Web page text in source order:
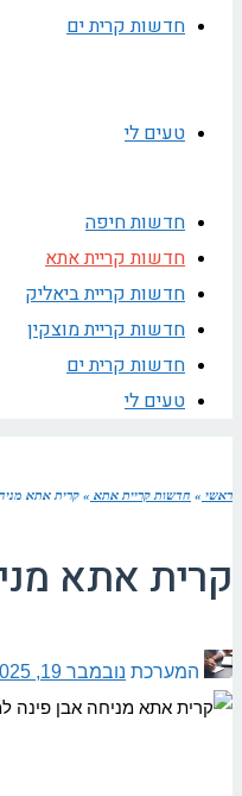
חדשות קרית ים
טעים לי
חדשות חיפה
חדשות קריית אתא
חדשות קריית ביאליק
חדשות קריית מוצקין
חדשות קרית ים
טעים לי
ראשי » חדשות קריית אתא » קרית אתא
קרית אתא
המערכת נובמבר 19, 2025